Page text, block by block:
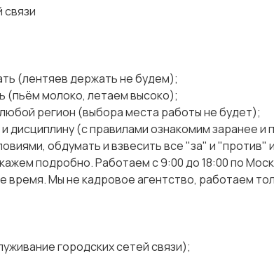
связи
(лентяев держать не будем);
(пьём молоко, летаем высоко);
регион (выбора места работы не будет);
дисциплину (с правилами ознакомим заранее
обдумать и взвесить все "за" и
подробно. Работаем с 9:00 до 18:00 по
время. Мы не кадровое агентство, работаем
городских сетей связи);